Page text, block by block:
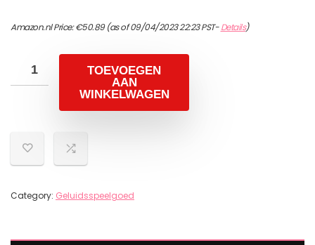
Amazon.nl Price:€50.89(as of 09/04/2023 22:23 PST-Details)
TOEVOEGEN
AAN
WINKELWAGEN
Category: Geluidsspeelgoed